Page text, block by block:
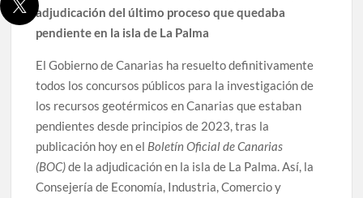
adjudicación del último proceso que quedaba
pendiente en la isla de La Palma
El Gobierno de Canarias ha resuelto definitivamente
todos los concursos públicos para la investigación de
los recursos geotérmicos en Canarias que estaban
pendientes desde principios de 2023, tras la
publicación hoy en el Boletín Oficial de Canarias
(BOC)de la adjudicación en la isla de La Palma. Así, la
Consejería de Economía, Industria, Comercio y